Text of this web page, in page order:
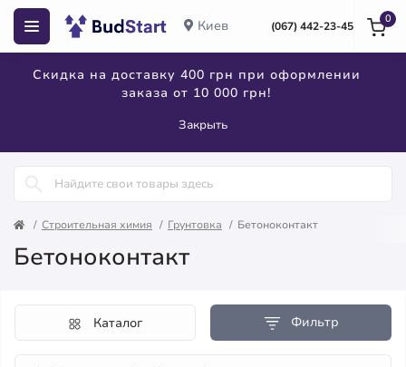
Киев (067) 442-23-45
Скидка на доставку 400 грн при оформлении
заказа от 10 000 грн!
Закрыть
0
Строительная химия Грунтовка Бетоноконтакт
Бетоноконтакт
Фильтр
Каталог